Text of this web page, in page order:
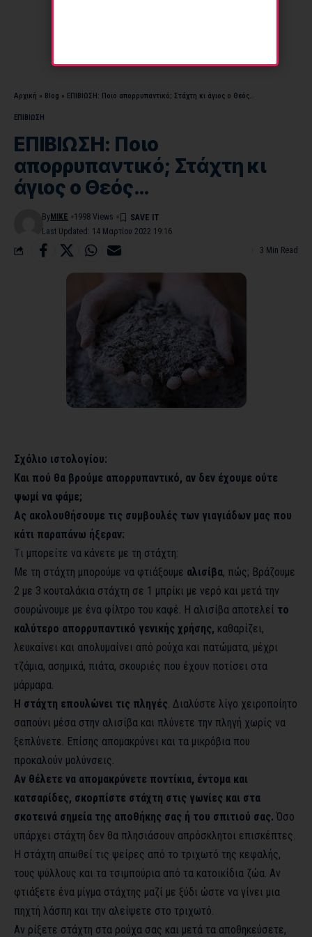
Αρχική » Blog » ΕΠΙΒΙΩΣΗ: Ποιο απορρυπαντικό; Στάχτη κι άγιος ο Θεός…
ΕΠΙΒΙΩΣΗ
ΕΠΙΒΙΩΣΗ: Ποιο
απορρυπαντικό; Στάχτη κι
άγιος ο Θεός…
Last Updated: 14 Μαρτίου 2022 19:16
By MIKE 1998 Views
3 Min Read
Σχόλιο ιστολογίου:
Και πού θα βρούμε απορρυπαντικό, αν δεν έχουμε ούτε
ψωμί να φάμε;
Ας ακολουθήσουμε τις συμβουλές των γιαγιάδων μας που
κάτι παραπάνω ήξεραν:
Tι μπορείτε να κάνετε με τη στάχτη:
Με τη στάχτη μπορούμε να φτιάξουμε αλισίβα, πώς; Βράζουμε
2 με 3 κουταλάκια στάχτη σε 1 μπρίκι με νερό και μετά την
σουρώνουμε με ένα φίλτρο του καφέ. Η αλισίβα αποτελεί το
καλύτερο απορρυπαντικό γενικής χρήσης, καθαρίζει,
λευκαίνει και απολυμαίνει από ρούχα και πατώματα, μέχρι
τζάμια, ασημικά, πιάτα, σκουριές που έχουν ποτίσει στα
μάρμαρα.
Η στάχτη επουλώνει τις πληγές. Διαλύστε λίγο χειροποίητο
σαπούνι μέσα στην αλισίβα και πλύνετε την πληγή χωρίς να
ξεπλύνετε. Επίσης απομακρύνει και τα μικρόβια που
προκαλούν μολύνσεις.
Αν θέλετε να απομακρύνετε ποντίκια, έντομα και
κατσαρίδες, σκορπίστε στάχτη στις γωνίες και στα
σκοτεινά σημεία της αποθήκης σας ή του σπιτιού σας. Όσο
υπάρχει στάχτη δεν θα πλησιάσουν απρόσκλητοι επισκέπτες.
Η στάχτη απωθεί τις ψείρες από το τριχωτό της κεφαλής,
τους ψύλλους και τα τσιμπούρια από τα κατοικίδια ζώα. Αν
φτιάξετε ένα μίγμα στάχτης μαζί με ξύδι ώστε να γίνει μια
πηχτή λάσπη και την αλείψετε στο τριχωτό.
Αν ρίξετε στάχτη στα ρούχα σας και μετά τα αποθηκεύσετε,